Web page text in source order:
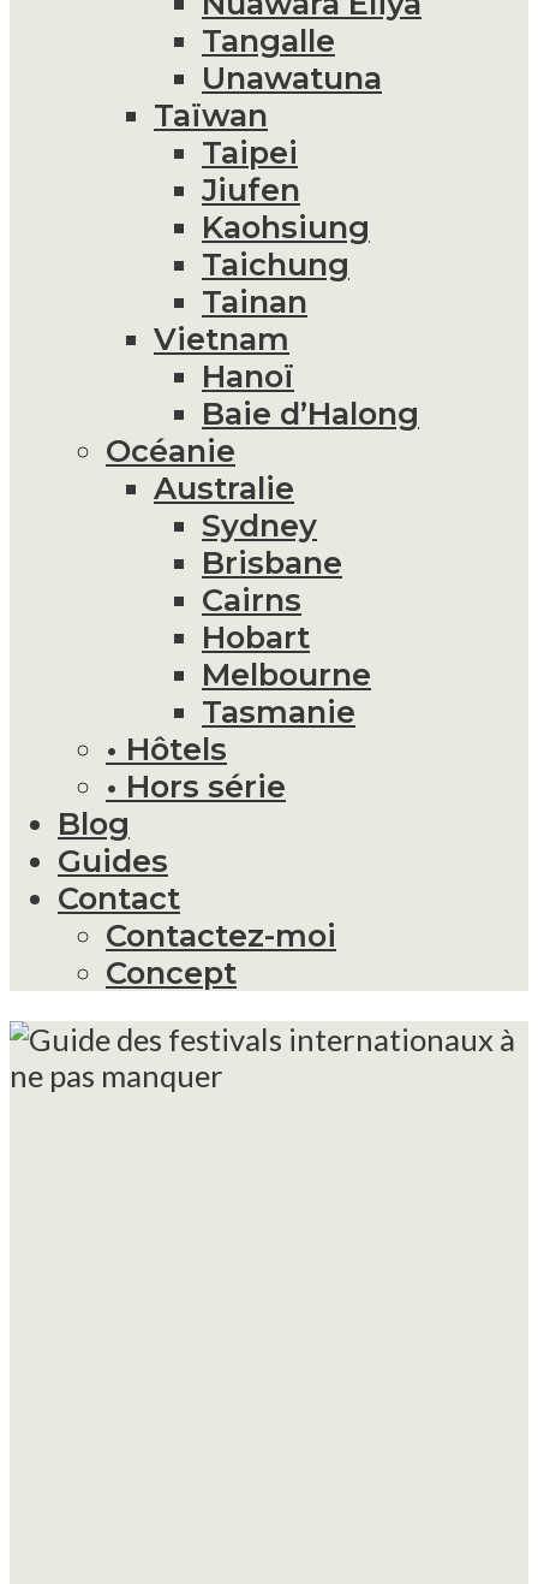
Tangalle
Unawatuna
Taïwan
Taipei
Jiufen
Kaohsiung
Taichung
Tainan
Vietnam
Hanoï
Baie d’Halong
Océanie
Australie
Sydney
Brisbane
Cairns
Hobart
Melbourne
Tasmanie
• Hôtels
• Hors série
Blog
Guides
Contact
Contactez-moi
Concept